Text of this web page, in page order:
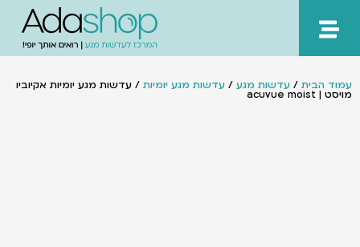
לתוכן
עמוד הבית / עדשות מגע / עדשות מגע יומיות / עדשות מגע יומיות אקיוביו
מויסט | acuvue moist